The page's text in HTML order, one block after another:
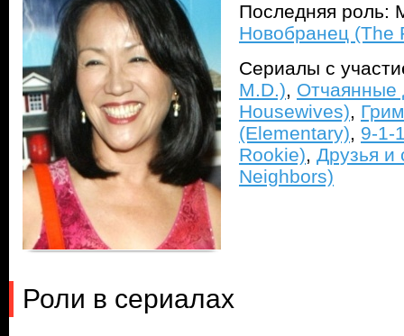
Последняя роль:
Новобранец (The
Сериалы с
M.D.), Отчаянные
Housewives),
(Elementary), 9-1-
Rookie), Друзья и
Neighbors)
Роли в сериалах